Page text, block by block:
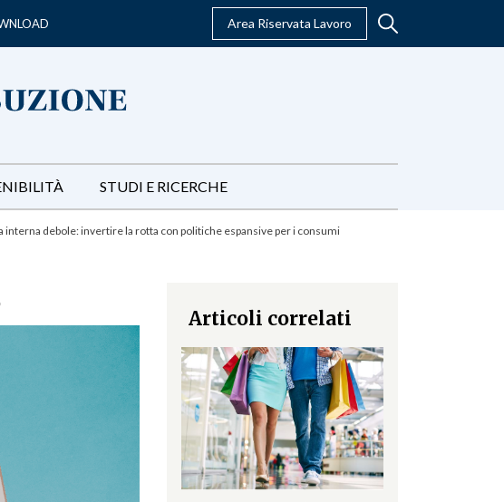
Area Riservata Lavoro
STUDI E RICERCHE
debole: invertire la rotta con politiche espansive per i consumi
Articoli correlati